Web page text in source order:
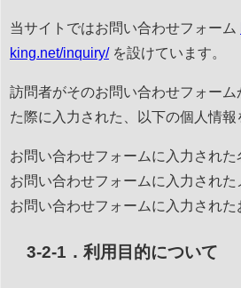
当サイトではお問い合わせフォーム
king.net/inquiry/を設けています。
訪問者がそのお問い合わせフォー
た際に入力された、以下の個人情報
お問い合わせフォームに入力された
お問い合わせフォームに入力された
お問い合わせフォームに入力された
3-2-1．利用目的について